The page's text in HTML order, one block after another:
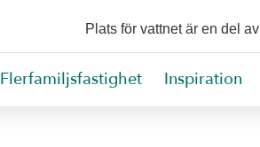
Plats för vattnet är en del av
Flerfamiljsfastighet Inspiration